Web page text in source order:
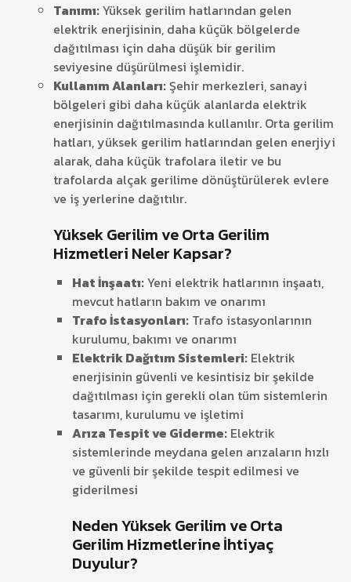
Tanımı:Yüksek gerilim hatlarından gelen
elektrik enerjisinin, daha küçük bölgelerde
dağıtılması için daha düşük bir gerilim
seviyesine düşürülmesi işlemidir.
Kullanım Alanları:Şehir merkezleri, sanayi
bölgeleri gibi daha küçük alanlarda elektrik
enerjisinin dağıtılmasında kullanılır. Orta gerilim
hatları, yüksek gerilim hatlarından gelen enerjiyi
alarak, daha küçük trafolara iletir ve bu
trafolarda alçak gerilime dönüştürülerek evlere
ve iş yerlerine dağıtılır.
Yüksek Gerilim ve Orta Gerilim
Hizmetleri Neler Kapsar?
Hat İnşaatı:Yeni elektrik hatlarının inşaatı,
mevcut hatların bakım ve onarımı
Trafo İstasyonları: Trafo istasyonlarının
kurulumu, bakımı ve onarımı
Elektrik Dağıtım Sistemleri: Elektrik
enerjisinin güvenli ve kesintisiz bir şekilde
dağıtılması için gerekli olan tüm sistemlerin
tasarımı, kurulumu ve işletimi
Arıza Tespit ve Giderme: Elektrik
sistemlerinde meydana gelen arızaların hızlı
ve güvenli bir şekilde tespit edilmesi ve
giderilmesi
Neden Yüksek Gerilim ve Orta
Gerilim Hizmetlerine İhtiyaç
Duyulur?